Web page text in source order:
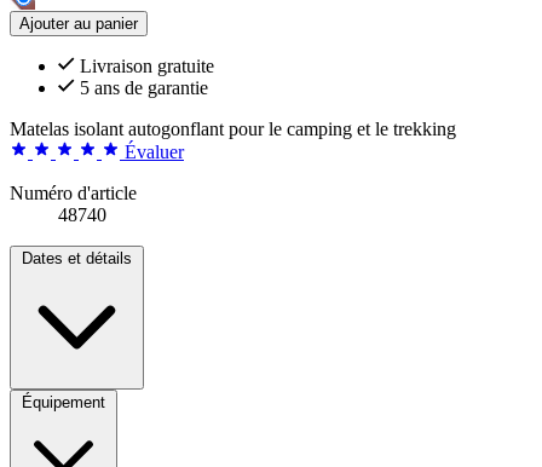
Ajouter au panier
Livraison gratuite
5 ans de garantie
Matelas isolant autogonflant pour le camping et le trekking
Évaluer
Numéro d'article
48740
Dates et détails
Équipement